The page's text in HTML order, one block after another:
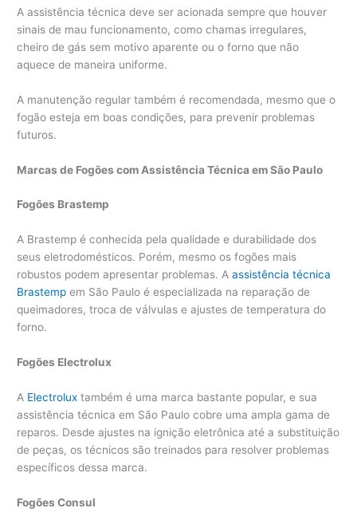
A assistência técnica deve ser acionada sempre que houver
sinais de mau funcionamento, como chamas irregulares,
cheiro de gás sem motivo aparente ou o forno que não
aquece de maneira uniforme.
A manutenção regular também é recomendada, mesmo que o
fogão esteja em boas condições, para prevenir problemas
futuros.
Marcas de Fogões com Assistência Técnica em São Paulo
Fogões Brastemp
A Brastemp é conhecida pela qualidade e durabilidade dos
seus eletrodomésticos. Porém, mesmo os fogões mais
robustos podem apresentar problemas. Aassistência técnica
Brastemp em São Paulo é especializada na reparação de
queimadores, troca de válvulas e ajustes de temperatura do
forno.
Fogões Electrolux
A Electrolux também é uma marca bastante popular, e sua
assistência técnica em São Paulo cobre uma ampla gama de
reparos. Desde ajustes na ignição eletrônica até a substituição
de peças, os técnicos são treinados para resolver problemas
específicos dessa marca.
Fogões Consul